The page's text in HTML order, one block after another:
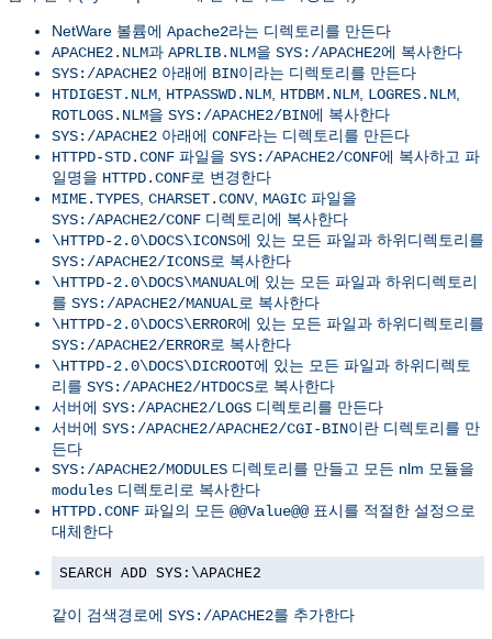
NetWare 볼륨에 Apache2라는 디렉토리를 만든다
APACHE2.NLM과 APRLIB.NLM을 SYS:/APACHE2에 복사한다
SYS:/APACHE2 아래에 BIN이라는 디렉토리를 만든다
HTDIGEST.NLM HTPASSWD.NLM HTDBM.NLM LOGRES.NLM
ROTLOGS.NLM을 SYS:/APACHE2/BIN에 복사한다
SYS:/APACHE2 아래에 CONF라는 디렉토리를 만든다
HTTPD-STD.CONF 파일을 SYS:/APACHE2/CONF에 복사하고 파
일명을 HTTPD.CONF로 변경한다
MIME.TYPES CHARSET.CONV, MAGIC 파일을
SYS:/APACHE2/CONF 디렉토리에 복사한다
\HTTPD-2.0\DOCS\ICONS에 있는 모든 파일과 하위디렉토리를
SYS:/APACHE2/ICONS로 복사한다
\HTTPD-2.0\DOCS\MANUAL에 있는 모든 파일과 하위디렉토리
를 SYS:/APACHE2/MANUAL로 복사한다
\HTTPD-2.0\DOCS\ERROR에 있는 모든 파일과 하위디렉토리를
SYS:/APACHE2/ERROR로 복사한다
\HTTPD-2.0\DOCS\DICROOT에 있는 모든 파일과 하위디렉토
리를 SYS:/APACHE2/HTDOCS로 복사한다
서버에 SYS:/APACHE2/LOGS 디렉토리를 만든다
서버에 SYS:/APACHE2/APACHE2/CGI-BIN이란 디렉토리를 만
든다
SYS:/APACHE2/MODULES 디렉토리를 만들고 모든 nlm 모듈을
modules 디렉토리로 복사한다
HTTPD.CONF 파일의 모든 @@Value@@표시를 적절한 설정으로
대체한다
SEARCH ADD SYS:\APACHE2
같이 검색경로에 SYS:/APACHE2를 추가한다